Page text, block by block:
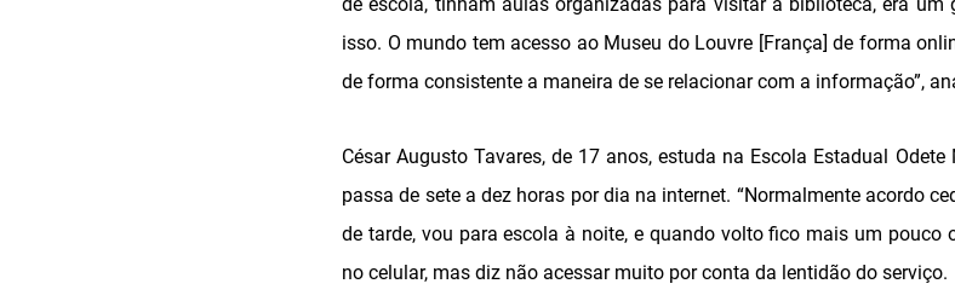
isso. O mundo tem acesso ao Museu do Louvre [França] de forma
de forma consistente a maneira de se relacionar com a informação”,
César Augusto Tavares, de 17 anos, estuda na Escola Estadual
passa de sete a dez horas por dia na internet. “Normalmente acordo
de tarde, vou para escola à noite, e quando volto fico mais um pouco
no celular, mas diz não acessar muito por conta da lentidão do serviço.